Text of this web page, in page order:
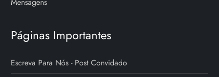
Páginas Importantes
Escreva Para Nós - Post Convidado